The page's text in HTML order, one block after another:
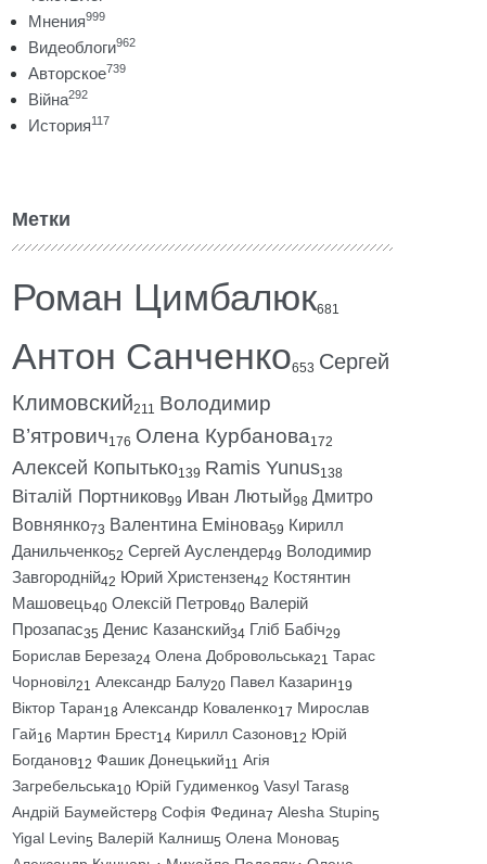
Мнения999
Видеоблоги962
Авторское739
Війна292
История117
Метки
Роман Цимбалюк681
Антон Санченко653 Сергей
Климовский211 Володимир
В’ятрович176 Олена Курбанова172
Алексей Копытько139 Ramis Yunus138
Віталій Портников99 Иван Лютый98 Дмитро
Вовнянко73 Валентина Емінова59 Кирилл
Данильченко52 Сергей Ауслендер49 Володимир
Завгородній42 Юрий Христензен42 Костянтин
Машовець40 Олексій Петров40 Валерій
Прозапас35 Денис Казанский34 Гліб Бабіч29
Борислав Береза24 Олена Добровольська21 Тарас
Чорновіл21 Александр Балу20 Павел Казарин19
Віктор Таран18 Александр Коваленко17 Мирослав
Гай16 Мартин Брест14 Кирилл Сазонов12 Юрій
Богданов12 Фашик Донецький11 Агія
Загребельська10 Юрій Гудименко9 Vasyl Taras8
Андрій Баумейстер8 Софія Федина7 Alesha Stupin5
Yigal Levin5 Валерій Калниш5 Олена Монова5